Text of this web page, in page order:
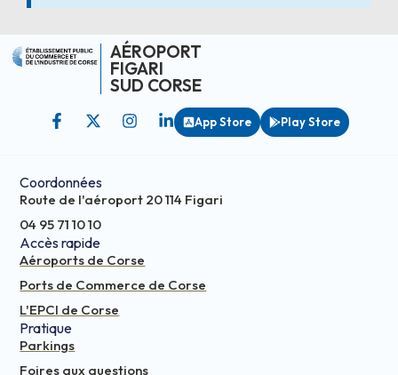
AÉROPORT
FIGARI
SUD CORSE
App Store Play Store
Coordonnées
Route de l'aéroport 20 114 Figari
04 95 71 10 10
Accès rapide
Aéroports de Corse
Ports de Commerce de Corse
L'EPCI de Corse
Pratique
Parkings
Foires aux questions